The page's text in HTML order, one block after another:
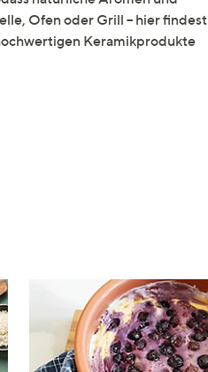
Ofen oder Grill – hier findest
Keramikprodukte